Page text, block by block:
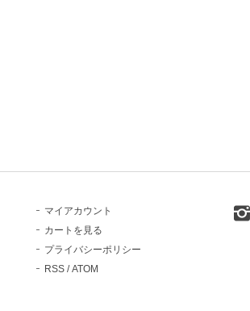
マイアカウント
カートを見る
プライバシーポリシー
RSS /ATOM